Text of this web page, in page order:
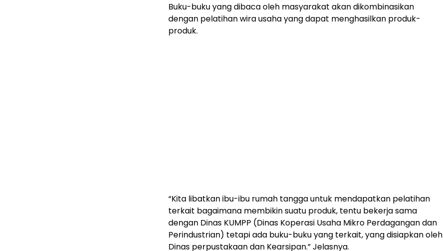
Buku-buku yang dibaca oleh masyarakat akan dikombinasikan
dengan pelatihan wira usaha yang dapat menghasilkan produk-
produk.
“Kita libatkan ibu-ibu rumah tangga untuk mendapatkan pelatihan
terkait bagaimana membikin suatu produk, tentu bekerja sama
dengan Dinas KUMPP (Dinas Koperasi Usaha Mikro Perdagangan dan
Perindustrian) tetapi ada buku-buku yang terkait, yang disiapkan oleh
Dinas perpustakaan dan Kearsipan.” Jelasnya.